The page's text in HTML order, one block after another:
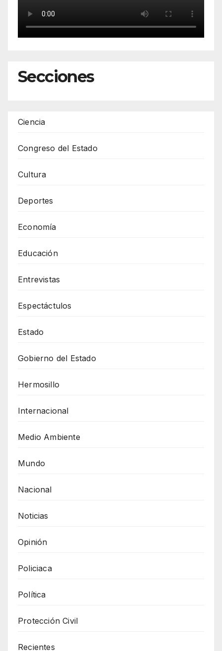
Secciones
Ciencia
Congreso del Estado
Cultura
Deportes
Economía
Educación
Entrevistas
Espectáctulos
Estado
Gobierno del Estado
Hermosillo
Internacional
Medio Ambiente
Mundo
Nacional
Noticias
Opinión
Policiaca
Política
Protección Civil
Recientes